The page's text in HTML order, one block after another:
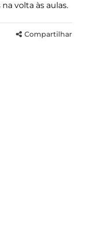
volta às aulas.
Compartilhar